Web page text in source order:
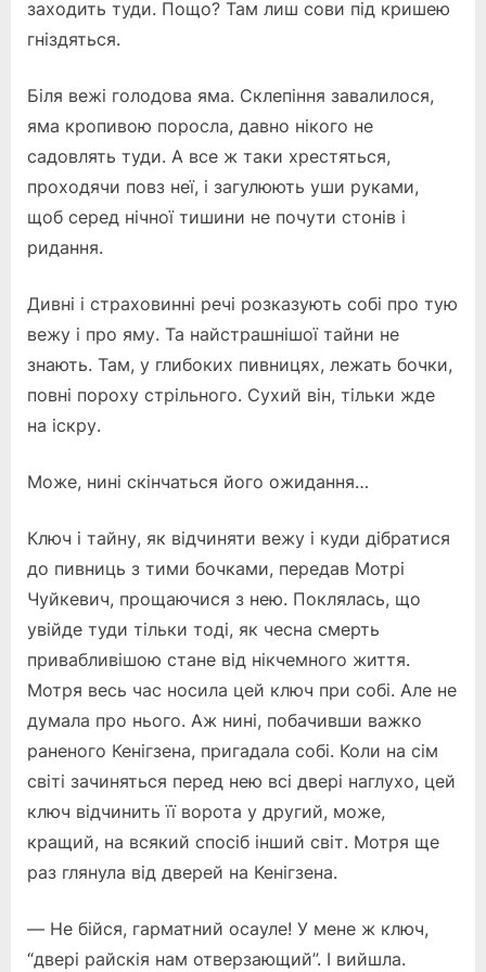
заходить туди. Пощо? Там лиш сови під кришею
гніздяться.
Біля вежі голодова яма. Склепіння завалилося,
яма кропивою поросла, давно нікого не
садовлять туди. А все ж таки хрестяться,
проходячи повз неї, і загулюють уши руками,
щоб серед нічної тишини не почути стонів і
ридання.
Дивні і страховинні речі розказують собі про тую
вежу і про яму. Та найстрашнішої тайни не
знають. Там, у глибоких пивницях, лежать бочки,
повні пороху стрільного. Сухий він, тільки жде
на іскру.
Може, нині скінчаться його ожидання…
Ключ і тайну, як відчиняти вежу і куди дібратися
до пивниць з тими бочками, передав Мотрі
Чуйкевич, прощаючися з нею. Поклялась, що
увійде туди тільки тоді, як чесна смерть
привабливішою стане від нікчемного життя.
Мотря весь час носила цей ключ при собі. Але не
думала про нього. Аж нині, побачивши важко
раненого Кенігзена, пригадала собі. Коли на сім
світі зачиняться перед нею всі двері наглухо, цей
ключ відчинить її ворота у другий, може,
кращий, на всякий спосіб інший світ. Мотря ще
раз глянула від дверей на Кенігзена.
— Не бійся, гарматний осауле! У мене ж ключ,
“двері райскія нам отверзающий”. І вийшла.